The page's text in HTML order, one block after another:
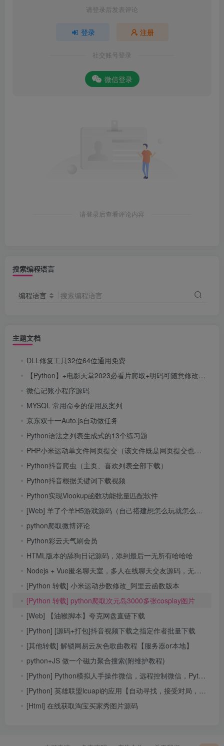
请登录后发表评论
登录 注册
社交账号登录
微信登录
请登录后查看评论内容
搜索编程语言
编程语言 搜索编程语言
主题文档
DLL修复工具32位64位通用免费
【Python】+电影天堂2023必看片爬取+明码可随意修改爬取其他分类
微信记账小程序源码
MYSQL 常用命令的使用及案列
京东双十一Auto.js自动做任务
Python语法之列表生成式的13个练习题
PHP小米运动单文件网页提交（该文件既是网页提交也是接口！）
Python抖音爬虫（主页、喜欢列表全部下载）
Python抖音根据关键词下载视频
Python实现Vlookup函数功能批量匹配软件
[Web] 羊了个羊H5游戏源码（自己搭建想怎么玩就怎么玩）
python爬取微博评论
Python彩云天气刷会员
HTML版本的舔狗日记源码，添到最后一无所有哈哈哈
Nodejs + Vue匿名聊天室，多人在线聊天交友源码，无需注册即可畅所欲言
[Python 转载] 小米运动步数修改_阿里云函数版本
[Python 转载] python爬取次元岛3000多张cosplay图片
[Web] 【油猴脚本】夸克网盘直链下载
[Python] [源码+打包]抖音视频下载之指定作者批量下载
[其他转载] 解锁网易云灰色歌曲教程【服务器or本地】
python+JS 做一个磁力聚合搜索(附维护教程)
[Python] Python模拟人手操作微信，远程控制微信，Python给微信发消息、加好友
[Python] 英雄联盟lcuapi的应用【自动寻找，接受对局，一键设置符文，取opgg符文信息】
[Html] 在线获取淘宝买家秀图片源码